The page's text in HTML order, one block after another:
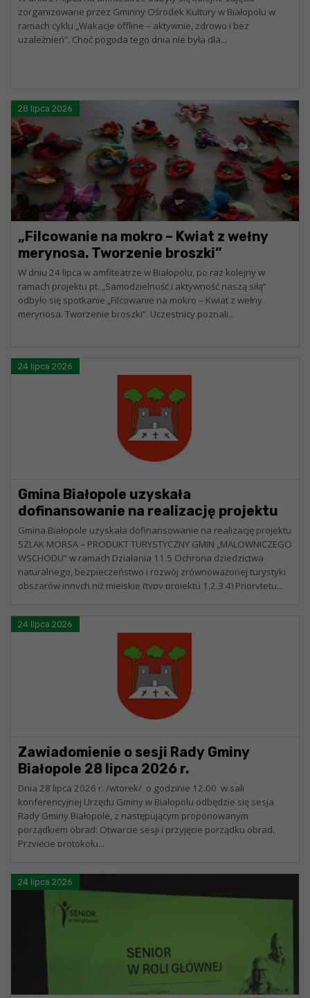
zorganizowane przez Gminny Ośrodek Kultury w Białopolu w
ramach cyklu „Wakacje offline – aktywnie, zdrowo i bez
uzależnień”. Choć pogoda tego dnia nie była dla...
28 lipca 2026
„Filcowanie na mokro – Kwiat z wełny
merynosa. Tworzenie broszki”
W dniu 24 lipca w amfiteatrze w Białopolu, po raz kolejny w
ramach projektu pt. „Samodzielność i aktywność naszą siłą”
odbyło się spotkanie „Filcowanie na mokro – Kwiat z wełny
merynosa. Tworzenie broszki”. Uczestnicy poznali...
24 lipca 2026
Gmina Białopole uzyskała
dofinansowanie na realizację projektu
SZLAK MORSA – PRODUKT
TURYSTYCZNY GMIN „MALOWNICZEGO
WSCHODU”
Gmina Białopole uzyskała dofinansowanie na realizację projektu
SZLAK MORSA – PRODUKT TURYSTYCZNY GMIN „MALOWNICZEGO
WSCHODU” w ramach Działania 11.5 Ochrona dziedzictwa
naturalnego, bezpieczeństwo i rozwój zrównoważonej turystyki
obszarów innych niż miejskie (typy projektu 1,2,3,4) Priorytetu...
24 lipca 2026
Zawiadomienie o sesji Rady Gminy
Białopole 28 lipca 2026 r.
Dnia 28 lipca 2026 r. /wtorek/ o godzinie 12.00 w sali
konferencyjnej Urzędu Gminy w Białopolu odbędzie się sesja
Rady Gminy Białopole, z następującym proponowanym
porządkiem obrad: Otwarcie sesji i przyjęcie porządku obrad.
Przyjęcie protokołu...
24 lipca 2026